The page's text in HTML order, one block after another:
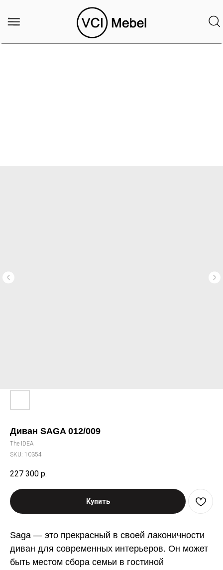
Диван SAGA 012/009
The IDEA
SKU: 10354
227 300 р.
Купить
Saga — это прекрасный в своей лаконичности
диван для современных интерьеров. Он может
быть местом сбора семьи в гостиной